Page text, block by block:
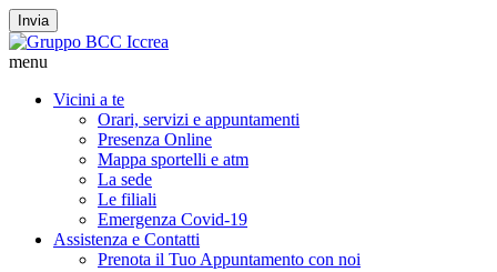
Invia
menu
Vicini a te
Orari, servizi e appuntamenti
Presenza Online
Mappa sportelli e atm
La sede
Le filiali
Emergenza Covid-19
Assistenza e Contatti
Prenota il Tuo Appuntamento con noi